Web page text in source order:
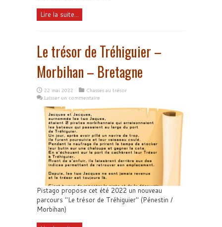
Lire la suite...
Le trésor de Tréhiguier –
Morbihan – Bretagne
22 mai 2022
Chasses au trésor
Laisser un commentaire
Pistago propose cet été 2022 un nouveau
parcours "Le trésor de Tréhiguier" (Pénestin /
Morbihan)